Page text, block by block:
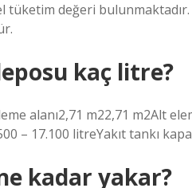
değeri
kaç litre?
alanı2,71 m22,71 m2Alt
– 17.100 litreYakıt tankı
kadar yakar?